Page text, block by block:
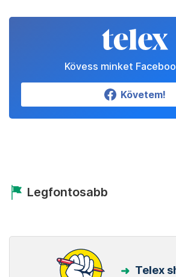
Kövess minket
Követem!
Legfontosabb
Telex